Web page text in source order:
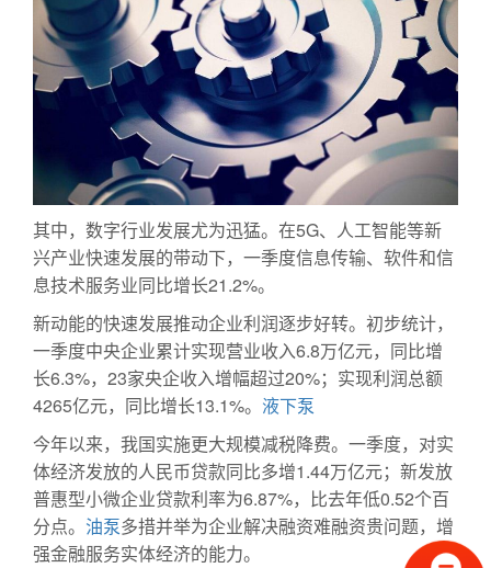
其中，数字行业发展尤为迅猛。在5G、人工智能等新
兴产业快速发展的带动下，一季度信息传输、软件和信
息技术服务业同比增长21.2%。
新动能的快速发展推动企业利润逐步好转。初步统计，
一季度中央企业累计实现营业收入6.8万亿元，同比增
长6.3%，23家央企收入增幅超过20%；实现利润总额
4265亿元，同比增长13.1%。 液下泵
今年以来，我国实施更大规模减税降费。一季度，对实
体经济发放的人民币贷款同比多增1.44万亿元；新发放
普惠型小微企业贷款利率为6.87%，比去年低0.52个百
分点。 油泵多措并举为企业解决融资难融资贵问题，增
强金融服务实体经济的能力。